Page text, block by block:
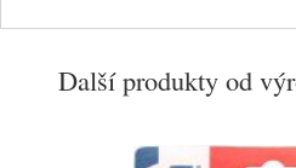
Další produkty od